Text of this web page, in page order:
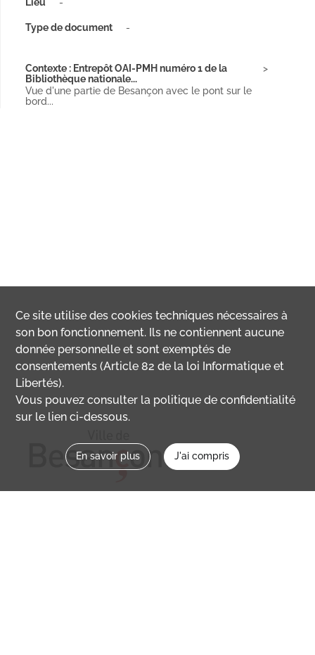
Type de document -
Contexte : Entrepôt OAI-PMH numéro 1 de la
Bibliothèque nationale...
Vue d'une partie de Besançon avec le pont sur le
bord...
Ce site utilise descookies techniques nécessaires à
son bon fonctionnement. Ils ne contiennent aucune
donnée personnelle et sont exemptés de
consentements (Article 82 de la loi Informatique et
Libertés).
Vous pouvez consulter la politique de confidentialité
sur le lien ci-dessous.
En savoir plus J'ai compris